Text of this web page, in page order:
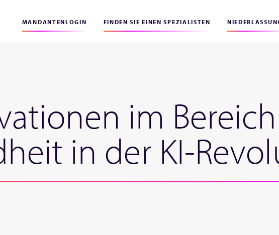
MANDANTENLOGIN FINDEN SIE EINEN SPEZIALISTEN
im
in der KI-